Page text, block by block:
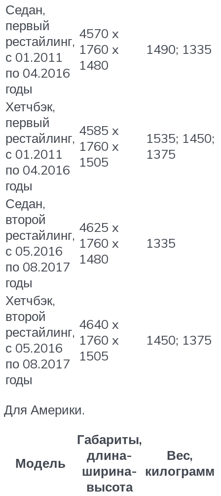
Седан,
первый
рестайлинг,
с 01.2011
по 04.2016
годы
4570 x
1760 x
1480
1490; 1335
Хетчбэк,
первый
рестайлинг,
с 01.2011
по 04.2016
годы
4585 x
1760 x
1505
1535; 1450;
1375
Седан,
второй
рестайлинг,
с 05.2016
по 08.2017
годы
4625 x
1760 x
1480
1335
Хетчбэк,
второй
рестайлинг,
с 05.2016
по 08.2017
годы
4640 x
1760 x
1505
1450; 1375
Для Америки.
Модель
Габариты,
длина-
ширина-
высота
Вес,
килограмм